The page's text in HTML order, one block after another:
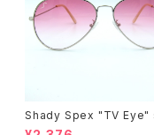
Shady Spex "TV Eye"
lasses, Silver w/Rose